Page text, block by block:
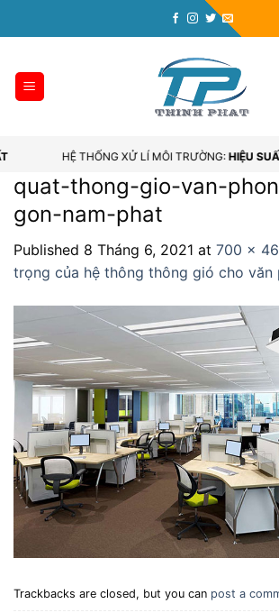
to
HỆ THỐNG XỬ LÍ MÔI TRƯỜNG:HIỆU
quat-thong-gio-van-
gon-nam-phat
Published 8 Tháng 6, 2021 at 700 ×
trọng của hệ thông thông gió cho văn
Trackbacks are closed, but you can post a